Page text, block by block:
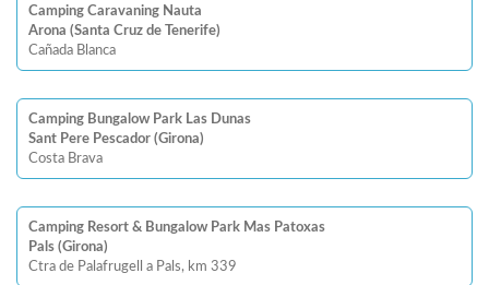
Camping Caravaning Nauta
Arona (Santa Cruz de Tenerife)
Cañada Blanca
Camping Bungalow Park Las Dunas
Sant Pere Pescador (Girona)
Costa Brava
Camping Resort & Bungalow Park Mas Patoxas
Pals (Girona)
Ctra de Palafrugell a Pals, km 339